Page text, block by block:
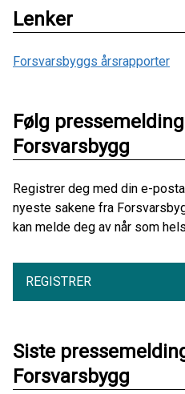
Lenker
Forsvarsbyggs årsrapporter
Følg
Forsvarsbygg
Registrer deg med din e-
nyeste sakene fra
kan melde deg av når som
REGISTRER
Siste
Forsvarsbygg